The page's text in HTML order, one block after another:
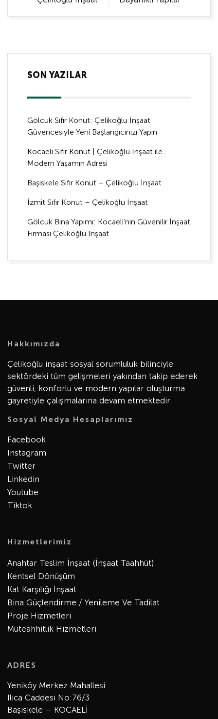
SON YAZILAR
Gölcük Sıfır Konut: Çelikoğlu İnşaat
Güvencesiyle Yeni Başlangıcınızı Yapın
Kocaeli Sıfır Konut | Çelikoğlu İnşaat ile
Modern Yaşamın Adresi
Başiskele Sıfır Konut – Çelikoğlu İnşaat
İzmit Sıfır Konut – Çelikoğlu İnşaat
Gölcük Bina Yapımı: Kocaeli’nin Güvenilir İnşaat
Firması Çelikoğlu İnşaat
Hakkımızda
Çelikoğlu inşaat sosyal sorumluluk bilinciyle
sektördeki tüm gelişmeleri yakından takip ederek
güvenli, konforlu ve modern yapılar oluşturma
gayretiyle çalışmalarına devam etmektedir.
Sosyal Medya Hesaplarımız
Facebook
Instagram
Twitter
Linkedin
Youtube
Tiktok
Hizmetlerimiz
Anahtar Teslim İnşaat (İnşaat Taahhüt)
Kentsel Dönüşüm
Kat Karşılığı İnşaat
Bina Güçlendirme / Yenileme Ve Tadilat
Proje Hizmetleri
Müteahhitlik Hizmetleri
ADRES
Yeniköy Merkez Mahallesi
Ilıca Caddesi No:76/3
Başiskele – KOCAELİ